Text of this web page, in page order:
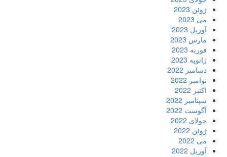
ژوئن 2023
می 2023
آوریل 2023
مارس 2023
فوریه 2023
ژانویه 2023
دسامبر 2022
نوامبر 2022
اکتبر 2022
سپتامبر 2022
آگوست 2022
جولای 2022
ژوئن 2022
می 2022
آوریل 2022